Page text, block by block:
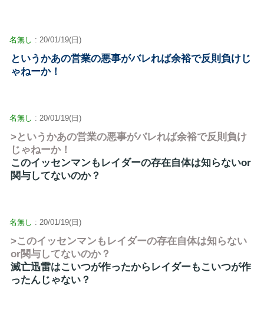
名無し : 20/01/19(日)
というかあの営業の悪事がバレれば余裕で反則負けじ
ゃねーか！
名無し : 20/01/19(日)
>というかあの営業の悪事がバレれば余裕で反則負け
じゃねーか！
このイッセンマンもレイダーの存在自体は知らないor
関与してないのか？
名無し : 20/01/19(日)
>このイッセンマンもレイダーの存在自体は知らない
or関与してないのか？
滅亡迅雷はこいつが作ったからレイダーもこいつが作
ったんじゃない？